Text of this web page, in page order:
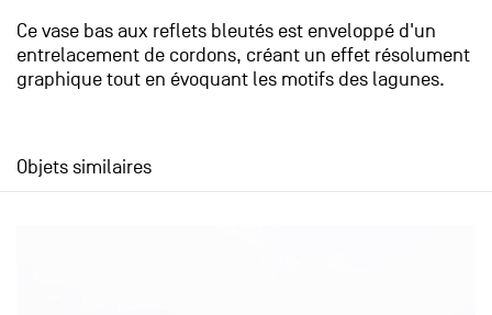
Ce vase bas aux reflets bleutés est enveloppé d'un
entrelacement de cordons, créant un effet résolument
graphique tout en évoquant les motifs des lagunes.
Objets similaires